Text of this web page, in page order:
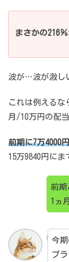
まさかの216％
波が…波が激し
これは例えるな
月/10万円の配
前期に7万4000
15万9840円にま
前期
1ヵ
今
プ